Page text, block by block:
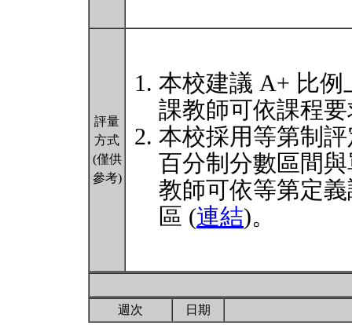
評量
方式
(僅供
參考)
本校建議 A+ 比例
課教師可依課程
本校採用等第制
百分制分數區間
教師可依等第定
區 (連結)。
週次 日期